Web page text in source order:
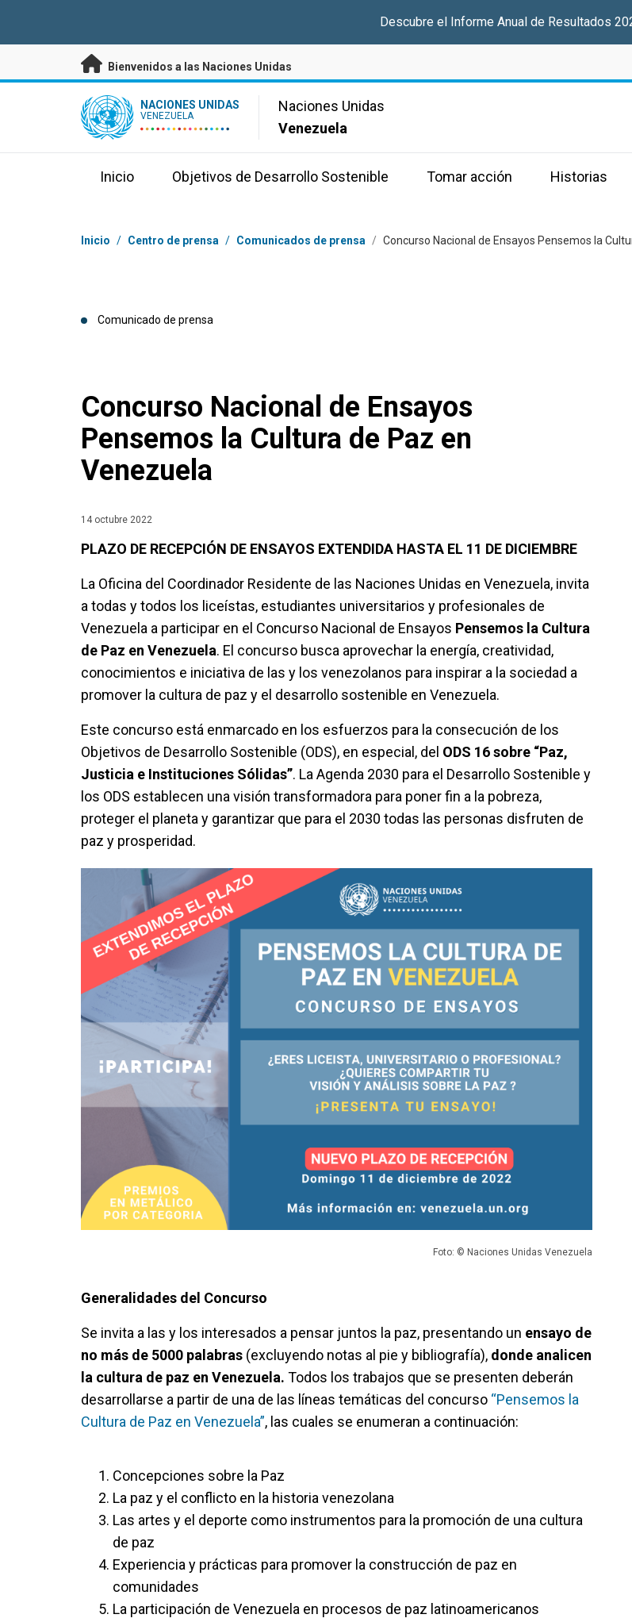
Descubre el Informe Anual de Resultados
Bienvenidos a las Naciones Unidas
UN Logo NACIONES UNIDAS
VENEZUELA
Naciones Unidas
Venezuela
Inicio Objetivos de Desarrollo Sostenible Tomar acción Historias
Coordenadas dentro de la ruta de navegación
Inicio / Centro de prensa / Comunicados de prensa / Concurso Nacional de Ensayos Pensemos la
Comunicado de prensa
Concurso Nacional de Ensayos
Pensemos la Cultura de Paz en
Venezuela
14 octubre 2022
PLAZO DE RECEPCIÓN DE ENSAYOS EXTENDIDA HASTA EL 11 DE DICIEMBRE
La Oficina del Coordinador Residente de las Naciones Unidas en Venezuela, invita
a todas y todos los liceístas, estudiantes universitarios y profesionales de
Venezuela a participar en el Concurso Nacional de Ensayos Pensemos la Cultura
de Paz en Venezuela. El concurso busca aprovechar la energía, creatividad,
conocimientos e iniciativa de las y los venezolanos para inspirar a la sociedad a
promover la cultura de paz y el desarrollo sostenible en Venezuela.
Este concurso está enmarcado en los esfuerzos para la consecución de los
Objetivos de Desarrollo Sostenible (ODS), en especial, del ODS 16 sobre “Paz,
Justicia e Instituciones Sólidas”. La Agenda 2030 para el Desarrollo Sostenible y
los ODS establecen una visión transformadora para poner fin a la pobreza,
proteger el planeta y garantizar que para el 2030 todas las personas disfruten de
paz y prosperidad.
Foto: © Naciones Unidas Venezuela
Generalidades del Concurso
Se invita a las y los interesados a pensar juntos la paz, presentando un ensayo de
no más de 5000 palabras (excluyendo notas al pie y bibliografía), donde analicen
la cultura de paz en Venezuela. Todos los trabajos que se presenten deberán
desarrollarse a partir de una de las líneas temáticas del concurso “Pensemos la
Cultura de Paz en Venezuela”, las cuales se enumeran a continuación:
Concepciones sobre la Paz
La paz y el conflicto en la historia venezolana
Las artes y el deporte como instrumentos para la promoción de una cultura
de paz
Experiencia y prácticas para promover la construcción de paz en
comunidades
La participación de Venezuela en procesos de paz latinoamericanos